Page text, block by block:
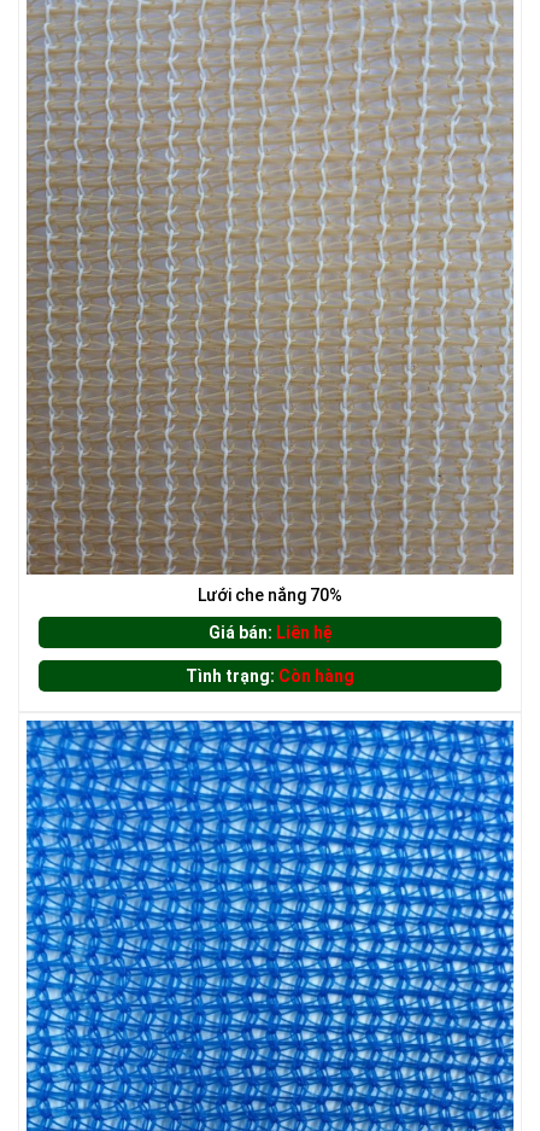
LƯỚI HÀNG RÀO HÌNH VUÔNG
LƯỚI CHE NẮNG
LƯỚI HÀNG RÀO HÌNH CHỮ NHẬT
Lưới che nắng 70%
Giá bán: Liên hệ
Tình trạng: Còn hàng